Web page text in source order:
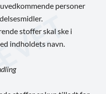
personer
stoffer skal ske i
indholdets navn.